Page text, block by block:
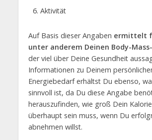
Aktivität
Auf Basis dieser Angaben ermittelt
unter anderem Deinen Body-
der viel über Deine Gesundheit
Informationen zu Deinem
Energiebedarf erhältst Du ebenso,
sinnvoll ist, da Du diese Angabe
herauszufinden, wie groß Dein
überhaupt sein muss, wenn Du
abnehmen willst.